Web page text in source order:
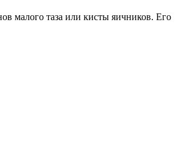
малого таза или кисты яичников. Его